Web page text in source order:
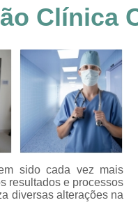
em João Pessoa
Hiperbárica
Clínica
Clínica
em João Pessoa
em Sorocaba
Hiperbárica Terapia
Via Hiperbárica
Clínica
sido cada vez mais
resultados e processos
diversas alterações na